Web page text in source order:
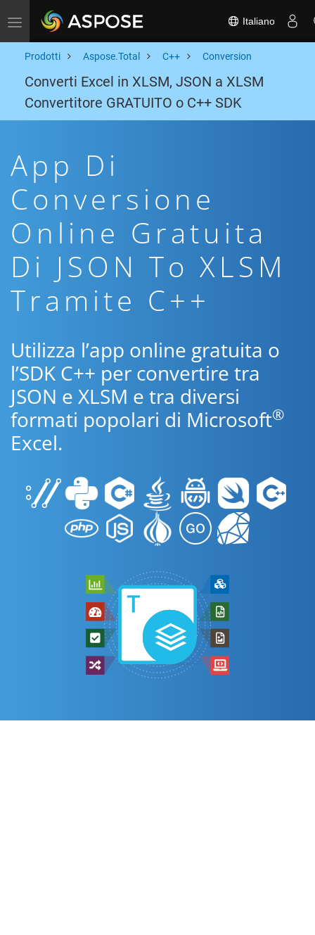
Toggle navigation Italiano
Prodotti Aspose.Total C++ Conversion
Converti Excel in XLSM, JSON a XLSM
Convertitore GRATUITO o C++ SDK
App Di
Conversione
Online Gratuita
Di JSON To XLSM
Tramite C++
Utilizza l’app online gratuita o
l’SDK C++ per convertire tra
JSON e XLSM e tra diversi
formati popolari di Microsoft®
Excel.